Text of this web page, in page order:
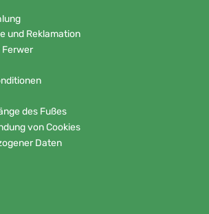
und Reklamation
des Fußes
von Cookies
Daten